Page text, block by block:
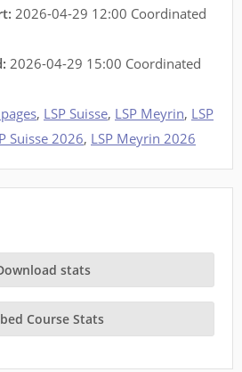
2026-04-29 12:00 Coordinated
2026-04-29 15:00 Coordinated
, LSP Suisse, LSP Meyrin, LSP
Suisse 2026, LSP Meyrin 2026
stats
Course Stats